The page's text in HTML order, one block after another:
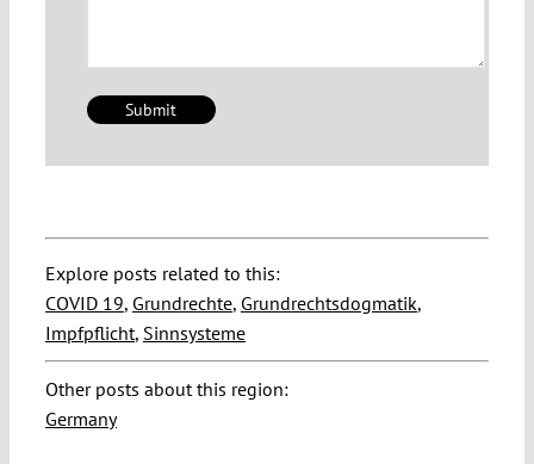
Explore posts related to this:
COVID 19, Grundrechte, Grundrechtsdogmatik,
Impfpflicht, Sinnsysteme
Other posts about this region:
Germany